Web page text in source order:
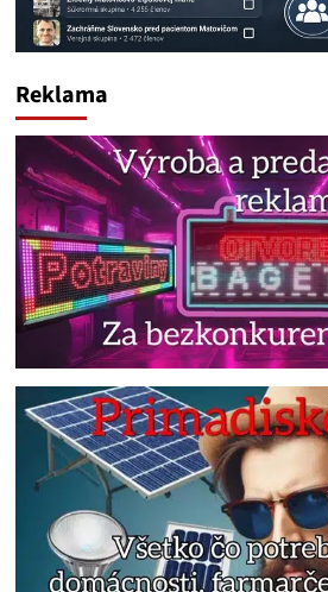
Reklama